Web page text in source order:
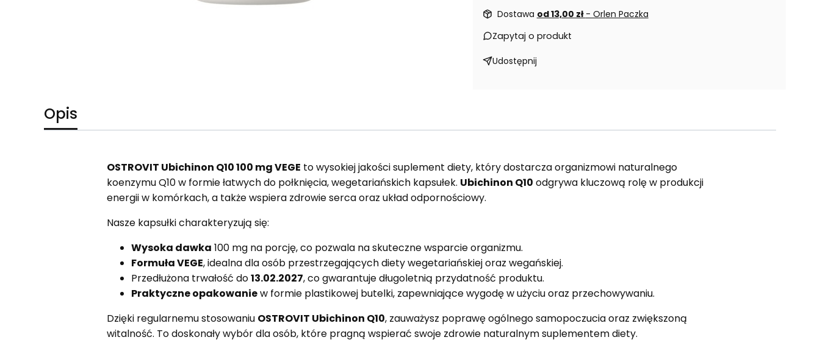
Dostawa od 13,00 zł - Orlen Paczka
Zapytaj o produkt
Udostępnij
Opis
OSTROVIT Ubichinon Q10 100 mg VEGE to wysokiej jakości suplement diety, który dostarcza organizmowi naturalnego
koenzymu Q10 w formie łatwych do połknięcia, wegetariańskich kapsułek. Ubichinon Q10 odgrywa kluczową rolę w produkcji
energii w komórkach, a także wspiera zdrowie serca oraz układ odpornościowy.
Nasze kapsułki charakteryzują się:
Wysoka dawka 100 mg na porcję, co pozwala na skuteczne wsparcie organizmu.
Formuła VEGE, idealna dla osób przestrzegających diety wegetariańskiej oraz wegańskiej.
Przedłużona trwałość do13.02.2027, co gwarantuje długoletnią przydatność produktu.
Praktyczne opakowaniew formie plastikowej butelki, zapewniające wygodę w użyciu oraz przechowywaniu.
Dzięki regularnemu stosowaniu OSTROVIT Ubichinon Q10, zauważysz poprawę ogólnego samopoczucia oraz zwiększoną
witalność. To doskonały wybór dla osób, które pragną wspierać swoje zdrowie naturalnym suplementem diety.